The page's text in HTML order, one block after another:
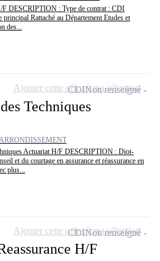
DESCRIPTION : Type de contrat : CDI
Rattaché au Département Etudes et
des...
Techniques
Actuariat H/F DESCRIPTION : Diot-
et du courtage en assurance et réassurance en
plus...
CDINon renseigné
Ajouter cette offre à ma sélection
H/F
CDINon renseigné
Ajouter cette offre à ma sélection